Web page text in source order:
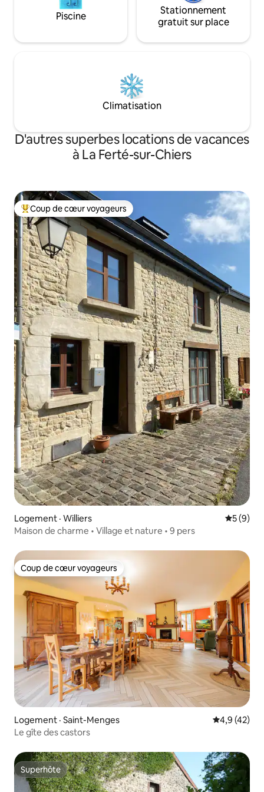
Piscine
Stationnement
gratuit sur place
Climatisation
D'autres superbes locations de vacances
à La Ferté-sur-Chiers
Coup de cœur voyageurs parmi les plus aimés
Coup de cœur voyageurs
Logement · Williers Note
5 (9)
Maison de charme • Village et nature • 9 pers
Coup de cœur voyageurs
Coup de cœur voyageurs
Logement · Saint-Menges Note
4,9 (42)
Le gîte des castors
Superhôte
Superhôte